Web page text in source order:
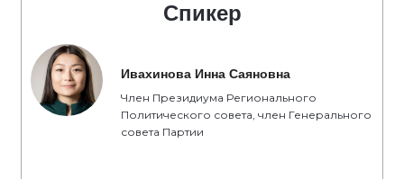
Спикер
Ивахинова Инна Саяновна
Член Президиума Регионального
Политического совета, член Генерального
совета Партии